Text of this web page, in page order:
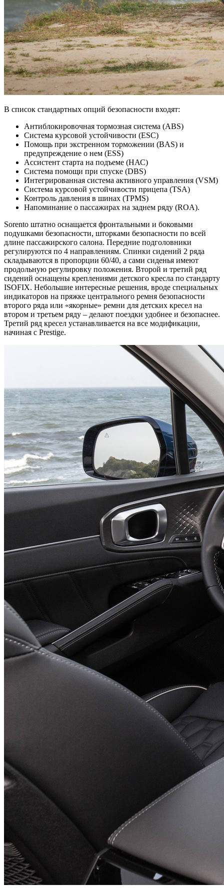
В список стандартных опций безопасности входят:
Антиблокировочная тормозная система (ABS)
Система курсовой устойчивости (ESC)
Помощь при экстренном торможении (BAS) и
предупреждение о нем (ESS)
Ассистент старта на подъеме (НАС)
Система помощи при спуске (DBS)
Интегрированная система активного управления (VSM)
Система курсовой устойчивости прицепа (TSA)
Контроль давления в шинах (TPMS)
Напоминание о пассажирах на заднем ряду (ROA).
Sorento штатно оснащается фронтальными и боковыми
подушками безопасности, шторками безопасности по всей
длине пассажирского салона. Передние подголовники
регулируются по 4 направлениям. Спинки сидений 2 ряда
складываются в пропорции 60/40, а сами сиденья имеют
продольную регулировку положения. Второй и третий ряд
сидений оснащены креплениями детского кресла по стандарту
ISOFIX. Небольшие интересные решения, вроде специальных
индикаторов на пряжке центрального ремня безопасности
второго ряда или «якорные» ремни для детских кресел на
втором и третьем ряду – делают поездки удобнее и безопаснее.
Третий ряд кресел устанавливается на все модификации,
начиная с Prestige.